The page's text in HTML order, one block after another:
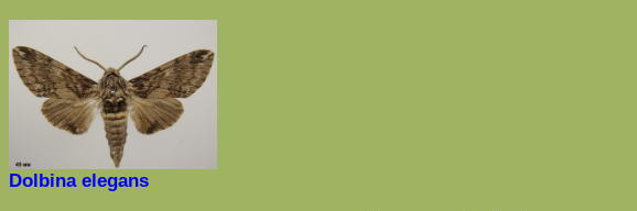
Dolbina elegans